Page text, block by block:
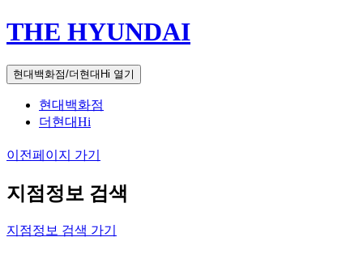
THE HYUNDAI
현대백화점/더현대Hi 열기
현대백화점
더현대Hi
이전페이지 가기
지점정보 검색
지점정보 검색 가기